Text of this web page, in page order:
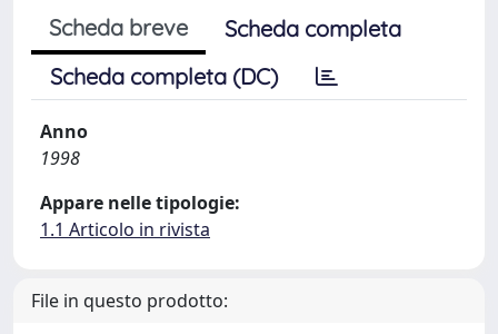
Scheda breve
Scheda completa
Scheda completa (DC)
Anno
1998
Appare nelle tipologie:
1.1 Articolo in rivista
File in questo prodotto: